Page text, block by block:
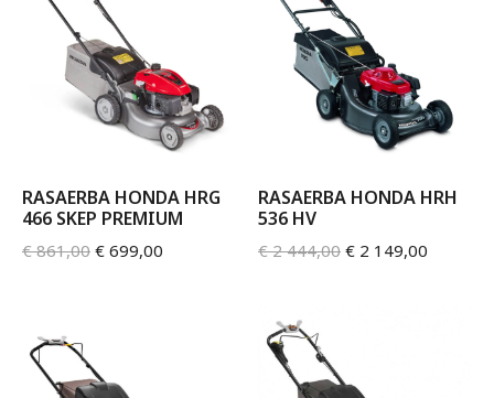
RASAERBA HONDA HRG
466 SKEP PREMIUM
€861,00 € 699,00
RASAERBA HONDA HRH
536 HV
€2 444,00 € 2 149,00